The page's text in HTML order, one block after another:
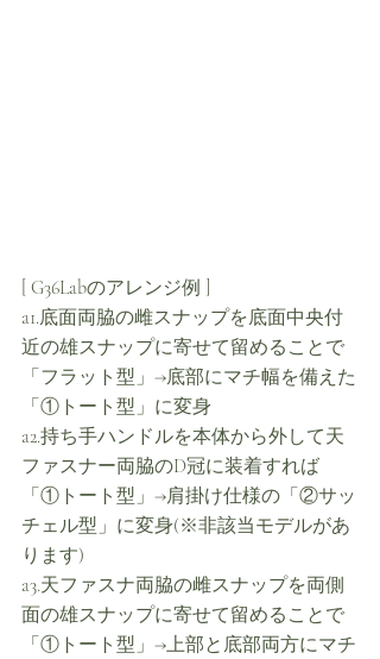
[ G36Labのアレンジ例 ]
a1.底面両脇の雌スナップを底面中央付
近の雄スナップに寄せて留めることで
「フラット型」→底部にマチ幅を備えた
「①トート型」に変身
a2.持ち手ハンドルを本体から外して天
ファスナー両脇のD冠に装着すれば
「①トート型」→肩掛け仕様の「②サッ
チェル型」に変身(※非該当モデルがあ
ります)
a3.天ファスナ両脇の雌スナップを両側
面の雄スナップに寄せて留めることで
「①トート型」→上部と底部両方にマチ